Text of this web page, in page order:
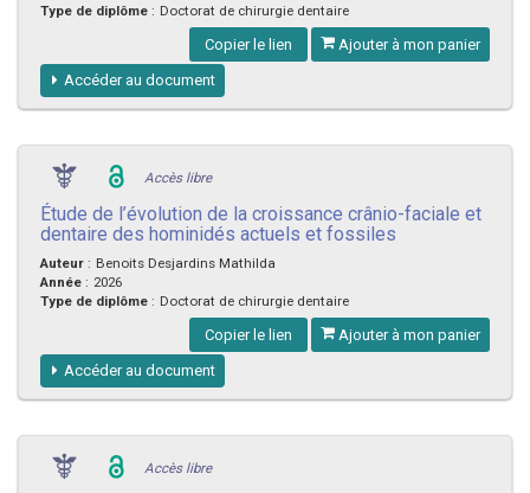
Type de diplôme : Doctorat de chirurgie dentaire
Copier le lien Ajouter à mon panier
Accéder au document
Accès libre
Étude de l’évolution de la croissance crânio-faciale et
dentaire des hominidés actuels et fossiles
Auteur : Benoits Desjardins Mathilda
Année : 2026
Type de diplôme : Doctorat de chirurgie dentaire
Copier le lien Ajouter à mon panier
Accéder au document
Accès libre